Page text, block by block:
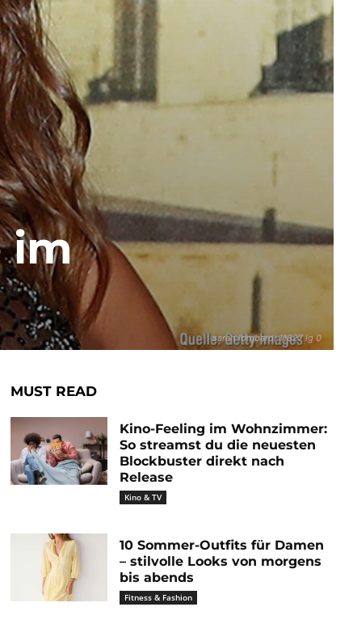
sarah lombardi 11827 lg 0
im
MUST READ
Kino-Feeling im Wohnzimmer:
So streamst du die neuesten
Blockbuster direkt nach
Release
Kino & TV
10 Sommer-Outfits für Damen
– stilvolle Looks von morgens
bis abends
Fitness & Fashion